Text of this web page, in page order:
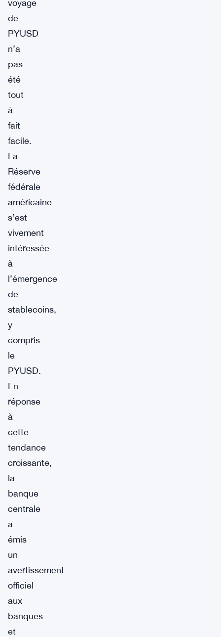
voyage
de
PYUSD
n’a
pas
été
tout
à
fait
facile.
La
Réserve
fédérale
américaine
s’est
vivement
intéressée
à
l’émergence
de
stablecoins,
y
compris
le
PYUSD.
En
réponse
à
cette
tendance
croissante,
la
banque
centrale
a
émis
un
avertissement
officiel
aux
banques
et